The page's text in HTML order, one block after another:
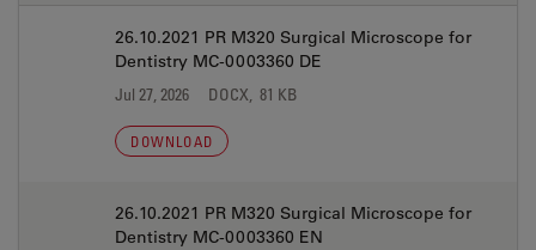
26.10.2021 PR M320 Surgical Microscope for
Dentistry MC-0003360 DE
Jul 27, 2026 DOCX, 81 KB
DOWNLOAD
26.10.2021 PR M320 Surgical Microscope for
Dentistry MC-0003360 EN